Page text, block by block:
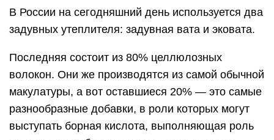
В России на сегодняшний день используется два
задувных утеплителя: задувная вата и эковата.
Последняя состоит из 80% целлюлозных
волокон. Они же производятся из самой обычной
макулатуры, а вот оставшиеся 20% — это самые
разнообразные добавки, в роли которых могут
выступать борная кислота, выполняющая роль